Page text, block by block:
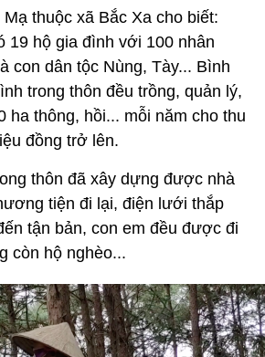
thuộc xã Bắc Xa cho biết:
19 hộ gia đình với 100 nhân
con dân tộc Nùng, Tày... Bình
trong thôn đều trồng, quản lý,
ha thông, hồi... mỗi năm cho thu
đồng trở lên.
thôn đã xây dựng được nhà
tiện đi lại, điện lưới thắp
tận bản, con em đều được đi
còn hộ nghèo...